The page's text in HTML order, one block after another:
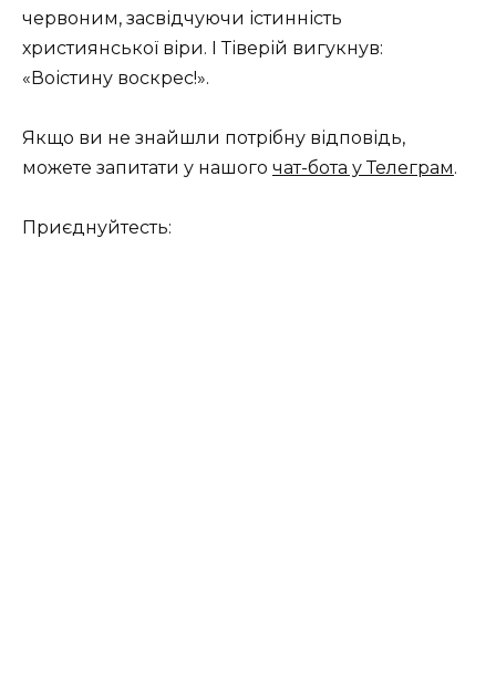
червоним, засвідчуючи істинність
християнської віри. І Тіверій вигукнув:
«Воістину воскрес!».
Якщо ви не знайшли потрібну відповідь,
можете запитати у нашого чат-бота у Телеграм.
Приєднуйтесть: